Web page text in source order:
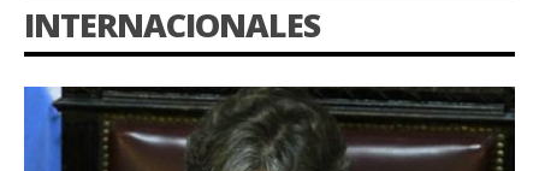
INTERNACIONALES